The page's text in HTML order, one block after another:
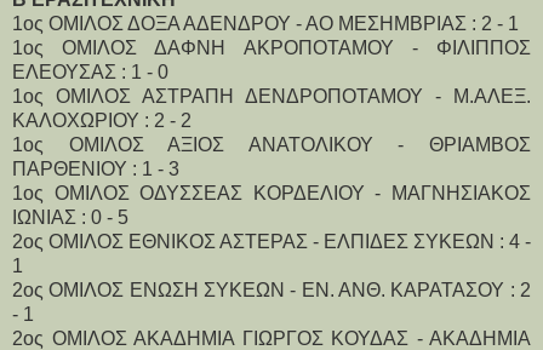
1ος ΟΜΙΛΟΣ ΔΟΞΑ ΑΔΕΝΔΡΟΥ - ΑΟ ΜΕΣΗΜΒΡΙΑΣ : 2 - 1
1ος ΟΜΙΛΟΣ ΔΑΦΝΗ ΑΚΡΟΠΟΤΑΜΟΥ - ΦΙΛΙΠΠΟΣ
ΕΛΕΟΥΣΑΣ : 1 - 0
1ος ΟΜΙΛΟΣ ΑΣΤΡΑΠΗ ΔΕΝΔΡΟΠΟΤΑΜΟΥ - Μ.ΑΛΕΞ.
ΚΑΛΟΧΩΡΙΟΥ : 2 - 2
1ος ΟΜΙΛΟΣ ΑΞΙΟΣ ΑΝΑΤΟΛΙΚΟΥ - ΘΡΙΑΜΒΟΣ
ΠΑΡΘΕΝΙΟΥ : 1 - 3
1ος ΟΜΙΛΟΣ ΟΔΥΣΣΕΑΣ ΚΟΡΔΕΛΙΟΥ - ΜΑΓΝΗΣΙΑΚΟΣ
ΙΩΝΙΑΣ : 0 - 5
2ος ΟΜΙΛΟΣ ΕΘΝΙΚΟΣ ΑΣΤΕΡΑΣ - ΕΛΠΙΔΕΣ ΣΥΚΕΩΝ : 4 -
1
2ος ΟΜΙΛΟΣ ΕΝΩΣΗ ΣΥΚΕΩΝ - ΕΝ. ΑΝΘ. ΚΑΡΑΤΑΣΟΥ : 2
- 1
2ος ΟΜΙΛΟΣ ΑΚΑΔΗΜΙΑ ΓΙΩΡΓΟΣ ΚΟΥΔΑΣ - ΑΚΑΔΗΜΙΑ